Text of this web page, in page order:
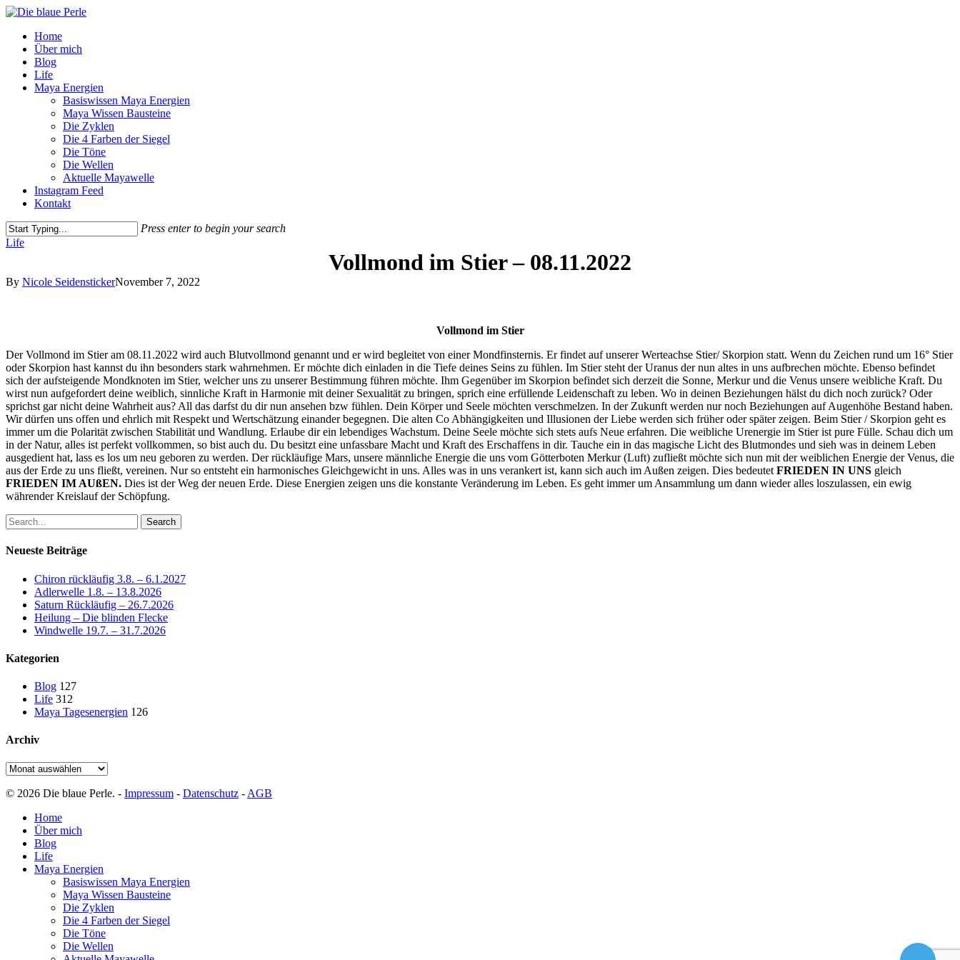
Skip
main
content
Menu
Home
Über mich
Blog
Life
Maya Energien
Basiswissen Maya Energien
Maya Wissen Bausteine
Die Zyklen
Die 4 Farben der Siegel
Die Töne
Die Wellen
Aktuelle Mayawelle
Instagram Feed
Kontakt
Press enter to begin your search
Close
Life
Vollmond im Stier – 08.11.2022
By Nicole SeidenstickerNovember 7, 2022
Vollmond im Stier
Der Vollmond im Stier am 08.11.2022 wird auch Blutvollmond genannt und er wird begleitet von einer Mondfinsternis. Er findet auf unserer Werteachse Stier/ Skorpion statt. Wenn du Zeichen rund um 16° Stier
oder Skorpion hast kannst du ihn besonders stark wahrnehmen. Er möchte dich einladen in die Tiefe deines Seins zu fühlen. Im Stier steht der Uranus der nun altes in uns aufbrechen möchte. Ebenso befindet
sich der aufsteigende Mondknoten im Stier, welcher uns zu unserer Bestimmung führen möchte. Ihm Gegenüber im Skorpion befindet sich derzeit die Sonne, Merkur und die Venus unsere weibliche Kraft. Du
wirst nun aufgefordert deine weiblich, sinnliche Kraft in Harmonie mit deiner Sexualität zu bringen, sprich eine erfüllende Leidenschaft zu leben. Wo in deinen Beziehungen hälst du dich noch zurück? Oder
sprichst gar nicht deine Wahrheit aus? All das darfst du dir nun ansehen bzw fühlen. Dein Körper und Seele möchten verschmelzen. In der Zukunft werden nur noch Beziehungen auf Augenhöhe Bestand haben.
Wir dürfen uns offen und ehrlich mit Respekt und Wertschätzung einander begegnen. Die alten Co Abhängigkeiten und Illusionen der Liebe werden sich früher oder später zeigen. Beim Stier / Skorpion geht es
immer um die Polarität zwischen Stabilität und Wandlung. Erlaube dir ein lebendiges Wachstum. Deine Seele möchte sich stets aufs Neue erfahren. Die weibliche Urenergie im Stier ist pure Fülle. Schau dich um
in der Natur, alles ist perfekt vollkommen, so bist auch du. Du besitzt eine unfassbare Macht und Kraft des Erschaffens in dir. Tauche ein in das magische Licht des Blutmondes und sieh was in deinem Leben
ausgedient hat, lass es los um neu geboren zu werden. Der rückläufige Mars, unsere männliche Energie die uns vom Götterboten Merkur (Luft) zufließt möchte sich nun mit der weiblichen Energie der Venus, die
aus der Erde zu uns fließt, vereinen. Nur so entsteht ein harmonisches Gleichgewicht in uns. Alles was in uns verankert ist, kann sich auch im Außen zeigen. Dies bedeutet FRIEDEN IN UNS gleich
FRIEDEN IM AUßEN. Dies ist der Weg der neuen Erde. Diese Energien zeigen uns die konstante Veränderung im Leben. Es geht immer um Ansammlung um dann wieder alles loszulassen, ein ewig
währender Kreislauf der Schöpfung.
Search
Neueste Beiträge
Chiron rückläufig 3.8. – 6.1.2027
Adlerwelle 1.8. – 13.8.2026
Saturn Rückläufig – 26.7.2026
Heilung – Die blinden Flecke
Windwelle 19.7. – 31.7.2026
Kategorien
Blog 127
Life 312
Maya Tagesenergien 126
Archiv
Archiv
© 2026 Die blaue Perle. - Impressum - Datenschutz - AGB
Close
Menu
Home
Über mich
Blog
Life
Maya Energien
Basiswissen Maya Energien
Maya Wissen Bausteine
Die Zyklen
Die 4 Farben der Siegel
Die Töne
Die Wellen